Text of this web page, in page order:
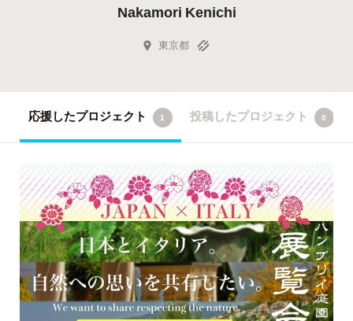
Nakamori Kenichi
東京都
応援したプロジェクト 1 投稿したプロジェクト 0